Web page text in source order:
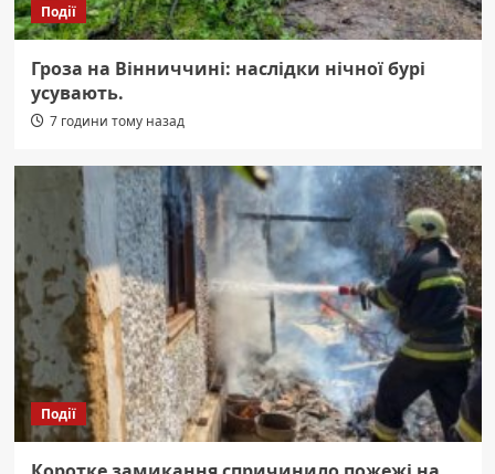
Події
Гроза на Вінниччині: наслідки нічної бурі
усувають.
7 години тому назад
Події